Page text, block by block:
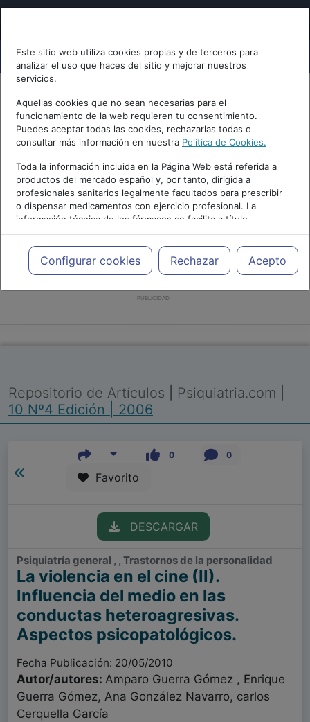
Este sitio web utiliza cookies propias y de terceros para
analizar el uso que haces del sitio y mejorar nuestros
servicios.
Aquellas cookies que no sean necesarias para el
funcionamiento de la web requieren tu consentimiento.
Puedes aceptar todas las cookies, rechazarlas todas o
consultar más información en nuestra Política de Cookies.
Toda la información incluida en la Página Web está referida a
productos del mercado español y, por tanto, dirigida a
profesionales sanitarios legalmente facultados para prescribir
o dispensar medicamentos con ejercicio profesional. La
información técnica de los fármacos se facilita a título
meramente informativo, siendo responsabilidad de los
profesionales facultados prescribir medicamentos y decidir, en
cada caso concreto, el tratamiento más adecuado a las
necesidades del paciente.
Configurar cookies Rechazar Acepto
PUBLICIDAD
Repositorio de Artículos Psiquiatria.com
10 Nº4 Edición | 2006
0 0
Favorito
DESCARGAR
Psiquiatría general , , Trastornos de la personalidad
La violencia en el cine (II).
Influencia del medio en las
conductas heteroagresivas.
Aspectos psicopatológicos.
Fecha Publicación: 20/05/2010
Autor/autores: Amparo Guerra Gómez , Enrique
Guerra Gómez, Ana González Navarro, carlos
Cerquella García